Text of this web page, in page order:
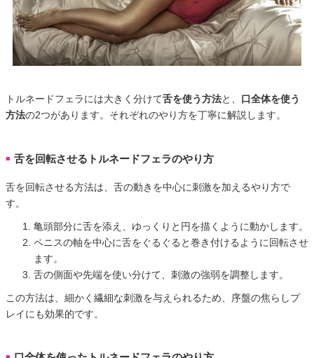
トルネードフェラには大きく分けて舌を使う方法と、 口全体を使う
方法の2つがあります。それぞれのやり方を丁寧に解説します。
■ 舌を回転させるトルネードフェラのやり方
舌を回転させる方法は、舌の動きを中心に刺激を加えるやり方で
す。
亀頭部分に舌を添え、ゆっくりと円を描くように動かします。
ペニスの軸を中心に舌をぐるぐると巻き付けるように回転させ
ます。
舌の側面や先端を使い分けて、刺激の強弱を調整します。
この方法は、細かく繊細な刺激を与えられるため、序盤の焦らしプ
レイにも効果的です。